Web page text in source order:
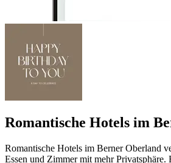
Romantische Hotels im
Romantische Hotels im Berner Oberland
Essen und Zimmer mit mehr